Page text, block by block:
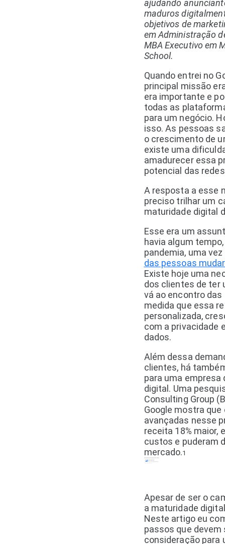
ajudando
maduros
objetivos de
em Administração
MBA Executivo em
School.
Quando entrei no
principal missão
era importante e
todas as
para um negócio.
isso. As pessoas
o crescimento de
existe uma
amadurecer essa
potencial das
A resposta a esse
preciso trilhar um
maturidade digital
Esse era um
havia algum
pandemia, uma
das pessoas
Existe hoje uma
dos clientes de ter
vá ao encontro
medida que essa
personalizada,
com a privacidade
dados.
Além dessa
clientes, há
para uma
digital. Uma
Consulting Group
Google mostra
avançadas nesse
receita 18% maior,
custos e puderam
mercado.1
Apesar de ser o
a maturidade
Neste artigo eu
passos que devem
consideração para